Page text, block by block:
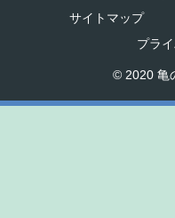
サイトマップ
プラ
© 2020 亀